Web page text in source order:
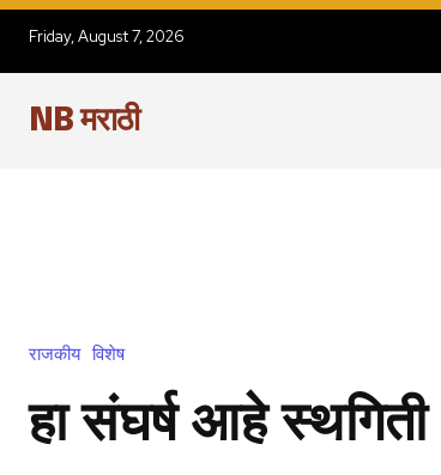
Friday, August 7, 2026
NB मराठी
राजकीय विशेष
हा संघर्ष आहे